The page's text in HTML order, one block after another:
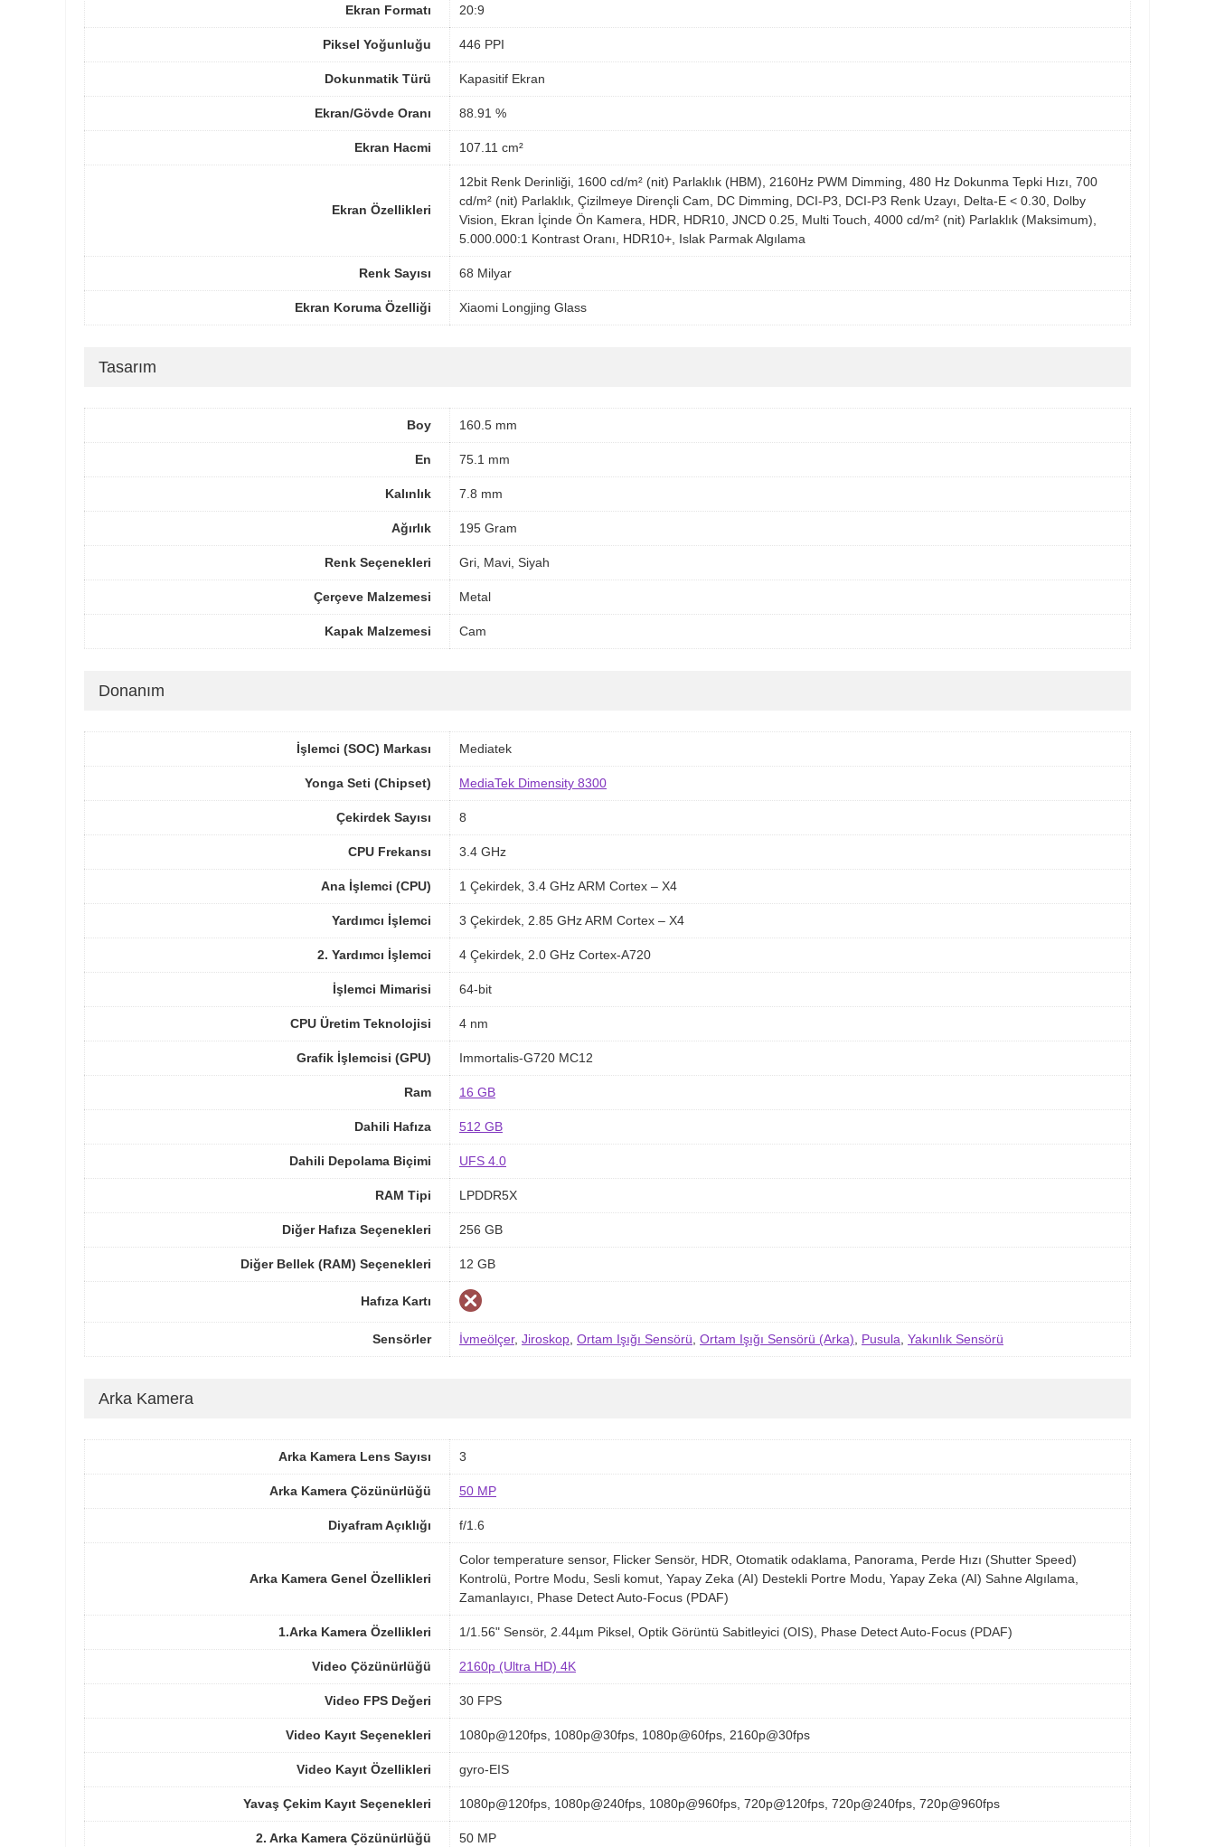
Ekran Formatı 20:9
Piksel Yoğunluğu 446 PPI
Dokunmatik Türü Kapasitif Ekran
Ekran/Gövde Oranı 88.91 %
Ekran Hacmi 107.11 cm²
Ekran Özellikleri
12bit Renk Derinliği, 1600 cd/m² (nit) Parlaklık (HBM), 2160Hz PWM Dimming, 480 Hz Dokunma Tepki Hızı, 700
cd/m² (nit) Parlaklık, Çizilmeye Dirençli Cam, DC Dimming, DCI-P3, DCI-P3 Renk Uzayı, Delta-E < 0.30, Dolby
Vision, Ekran İçinde Ön Kamera, HDR, HDR10, JNCD 0.25, Multi Touch, 4000 cd/m² (nit) Parlaklık (Maksimum),
5.000.000:1 Kontrast Oranı, HDR10+, Islak Parmak Algılama
Renk Sayısı 68 Milyar
Ekran Koruma Özelliği Xiaomi Longjing Glass
Tasarım
Boy 160.5 mm
En 75.1 mm
Kalınlık 7.8 mm
Ağırlık 195 Gram
Renk Seçenekleri Gri, Mavi, Siyah
Çerçeve Malzemesi Metal
Kapak Malzemesi Cam
Donanım
İşlemci (SOC) Markası Mediatek
Yonga Seti (Chipset) MediaTek Dimensity 8300
Çekirdek Sayısı 8
CPU Frekansı 3.4 GHz
Ana İşlemci (CPU) 1 Çekirdek, 3.4 GHz ARM Cortex – X4
Yardımcı İşlemci 3 Çekirdek, 2.85 GHz ARM Cortex – X4
2. Yardımcı İşlemci 4 Çekirdek, 2.0 GHz Cortex-A720
İşlemci Mimarisi 64-bit
CPU Üretim Teknolojisi 4 nm
Grafik İşlemcisi (GPU) Immortalis-G720 MC12
Ram 16 GB
Dahili Hafıza 512 GB
Dahili Depolama Biçimi UFS 4.0
RAM Tipi LPDDR5X
Diğer Hafıza Seçenekleri 256 GB
Diğer Bellek (RAM) Seçenekleri 12 GB
Hafıza Kartı
Sensörler İvmeölçer, Jiroskop Ortam Işığı Sensörü Ortam Işığı Sensörü (Arka) Pusula Yakınlık Sensörü
Arka Kamera
Arka Kamera Lens Sayısı 3
Arka Kamera Çözünürlüğü 50 MP
Diyafram Açıklığı f/1.6
Arka Kamera Genel Özellikleri
Color temperature sensor, Flicker Sensör, HDR, Otomatik odaklama, Panorama, Perde Hızı (Shutter Speed)
Kontrolü, Portre Modu, Sesli komut, Yapay Zeka (AI) Destekli Portre Modu, Yapay Zeka (AI) Sahne Algılama,
Zamanlayıcı, Phase Detect Auto-Focus (PDAF)
1.Arka Kamera Özellikleri 1/1.56" Sensör, 2.44µm Piksel, Optik Görüntü Sabitleyici (OIS), Phase Detect Auto-Focus (PDAF)
Video Çözünürlüğü 2160p (Ultra HD) 4K
Video FPS Değeri 30 FPS
Video Kayıt Seçenekleri 1080p@120fps, 1080p@30fps, 1080p@60fps, 2160p@30fps
Video Kayıt Özellikleri gyro-EIS
Yavaş Çekim Kayıt Seçenekleri 1080p@120fps, 1080p@240fps, 1080p@960fps, 720p@120fps, 720p@240fps, 720p@960fps
2. Arka Kamera Çözünürlüğü 50 MP